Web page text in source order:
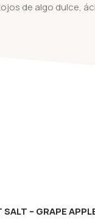
de algo dulce,
– GRAPE